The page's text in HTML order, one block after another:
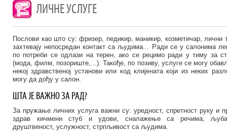
ЛИЧНЕ УСЛУГЕ
Послови као што су: фризер, педикир, маникир, козметичар, лични
захтевају непосредан контакт са људима... Ради се у салонима
по потреби се одлази на терен, ако се рецимо ради у тиму за
(мода, филм, позориште,...). Такође, по позиву, услуге се могу
некој здравственој установи или код клијената који из неких
могу да дођу у салон.
ШТА ЈЕ ВАЖНО ЗА РАД?
За пружање личних услуга важни су: уредност, спретност руку и
здрав кичмени стуб и удови, сналажење са речима,
друштвеност, услужност, стрпљивост са људима.